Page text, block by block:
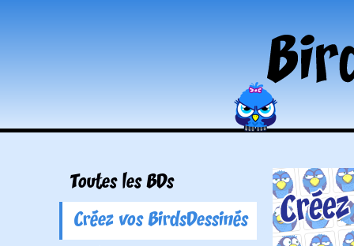
Toutes les BDs
Créez vos BirdsDessinés